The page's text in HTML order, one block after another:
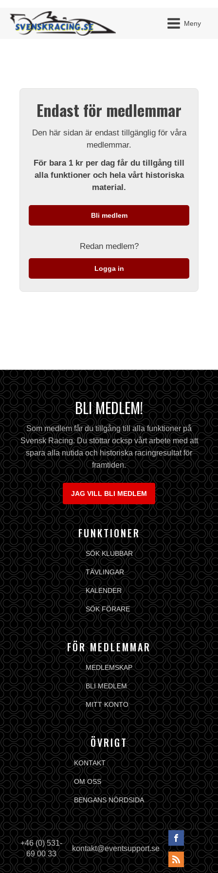
Meny
Endast för medlemmar
Den här sidan är endast tillgänglig för våra
medlemmar.
För bara 1 kr per dag får du tillgång till
alla funktioner och hela vårt historiska
material.
Bli medlem
Redan medlem?
Logga in
BLI MEDLEM!
Som medlem får du tillgång till alla funktioner på
Svensk Racing. Du stöttar ocksp vårt arbete med att
spara alla nutida och historiska racingresultat för
framtiden.
JAG VILL BLI MEDLEM
FUNKTIONER
SÖK KLUBBAR
TÄVLINGAR
KALENDER
SÖK FÖRARE
FÖR MEDLEMMAR
MEDLEMSKAP
BLI MEDLEM
MITT KONTO
ÖVRIGT
KONTAKT
OM OSS
BENGANS NÖRDSIDA
+46 (0) 531-
69 00 33
kontakt@eventsupport.se